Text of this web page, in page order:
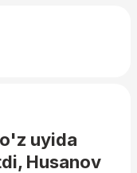
uyida
Husanov